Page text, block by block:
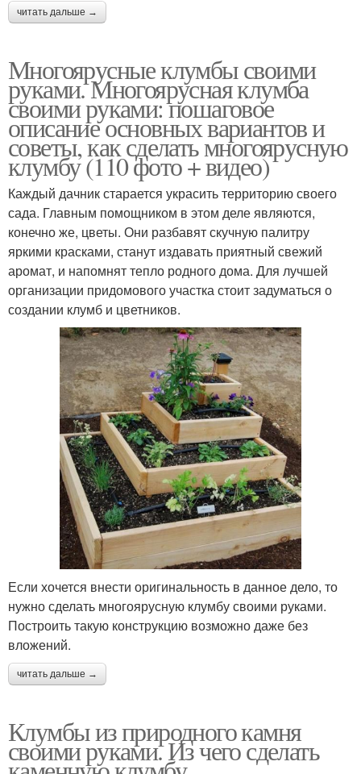
читать дальше →
Многоярусные клумбы своими
руками. Многоярусная клумба
своими руками: пошаговое
описание основных вариантов и
советы, как сделать многоярусную
клумбу (110 фото + видео)
Каждый дачник старается украсить территорию своего
сада. Главным помощником в этом деле являются,
конечно же, цветы. Они разбавят скучную палитру
яркими красками, станут издавать приятный свежий
аромат, и напомнят тепло родного дома. Для лучшей
организации придомового участка стоит задуматься о
создании клумб и цветников.
Если хочется внести оригинальность в данное дело, то
нужно сделать многоярусную клумбу своими руками.
Построить такую конструкцию возможно даже без
вложений.
читать дальше →
Клумбы из природного камня
своими руками. Из чего сделать